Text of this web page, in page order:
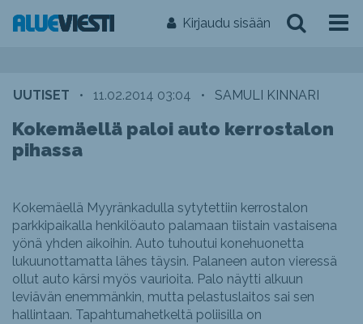
Kirjaudu sisään
UUTISET • 11.02.2014 03:04 • SAMULI KINNARI
Kokemäellä paloi auto kerrostalon
pihassa
Kokemäellä Myyränkadulla sytytettiin kerrostalon
parkkipaikalla henkilöauto palamaan tiistain vastaisena
yönä yhden aikoihin. Auto tuhoutui konehuonetta
lukuunottamatta lähes täysin. Palaneen auton vieressä
ollut auto kärsi myös vaurioita. Palo näytti alkuun
leviävän enemmänkin, mutta pelastuslaitos sai sen
hallintaan. Tapahtumahetkeltä poliisilla on